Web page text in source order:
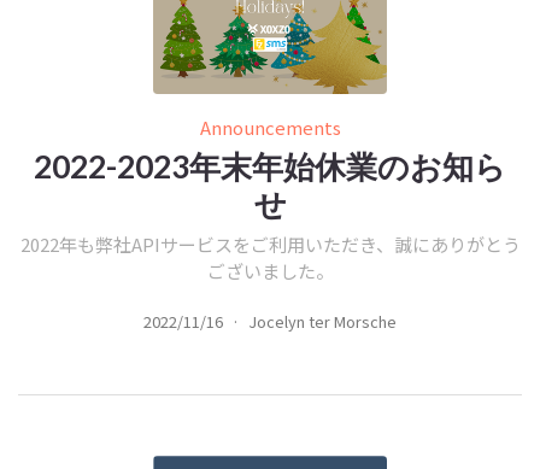
Announcements
2022-2023年末年始休業のお知ら
せ
2022年も弊社APIサービスをご利用いただき、誠にありがとう
ございました。
2022/11/16 · Jocelyn ter Morsche